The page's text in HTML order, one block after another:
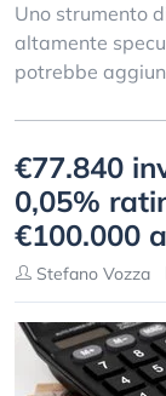
Uno strumento
altamente
potrebbe
€77.840
0,05%
€100.000
Stefano Vozza